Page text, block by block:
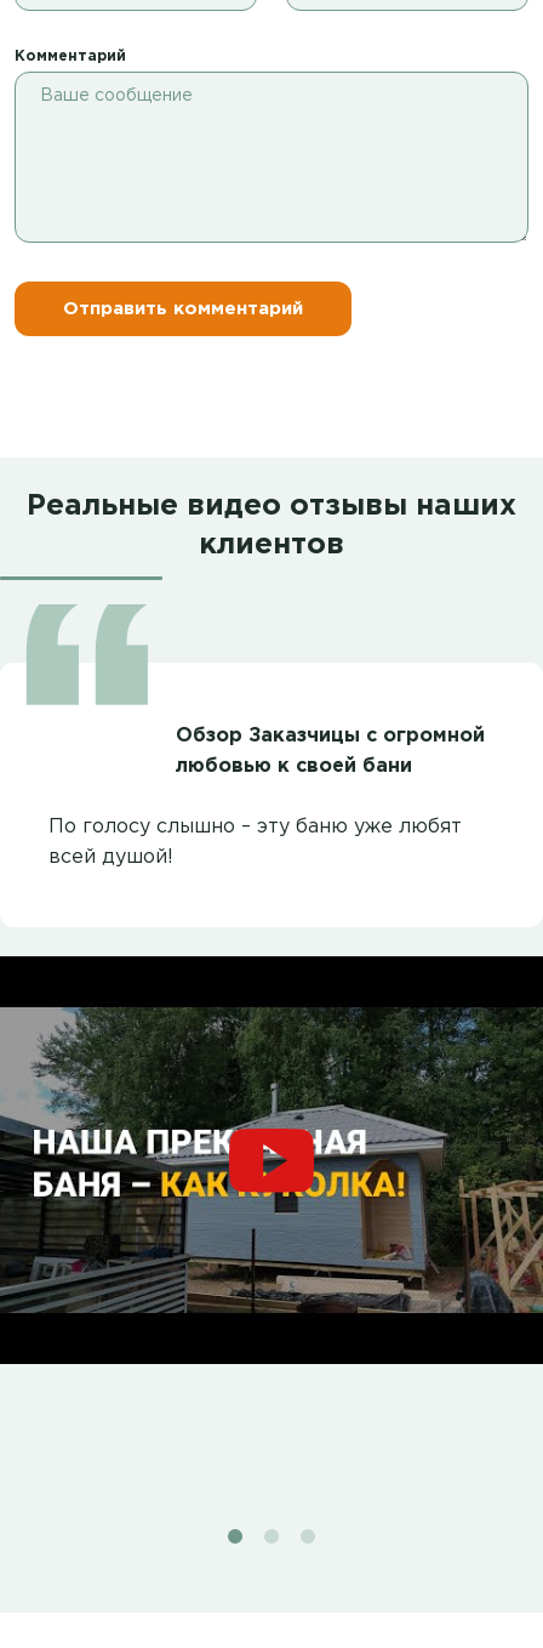
Комментарий
Реальные видео отзывы наших
клиентов
Обзор Заказчицы с огромной
любовью к своей бани
По голосу слышно – эту баню уже любят
всей душой!